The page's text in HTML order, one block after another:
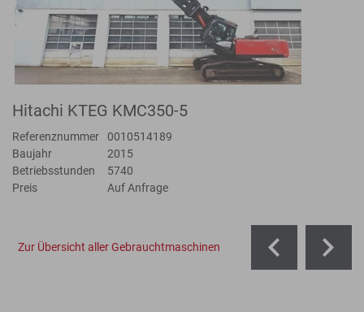
Hitachi KTEG KMC350-5
Referenznummer
0010514189
Baujahr
2015
Betriebsstunden
5740
Preis
Auf Anfrage
Zur Übersicht aller Gebrauchtmaschinen